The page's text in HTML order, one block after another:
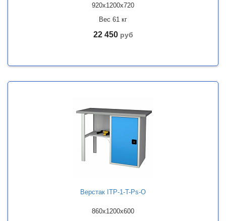
920x1200x720
Вес 61 кг
22 450 руб
Верстак ITP-1-T-Рs-O
860x1200x600